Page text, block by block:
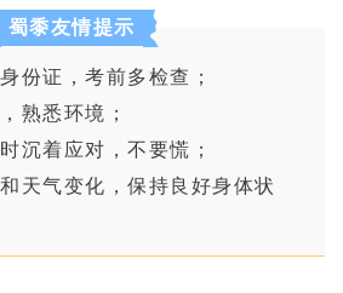
蜀黍友情提示
份证，考前多检查；
熟悉环境；
沉着应对，不要慌；
天气变化，保持良好身体状